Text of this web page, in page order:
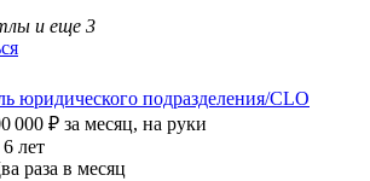
и еще 3
юридического подразделения/CLO
000 ₽ за месяц, на руки
лет
раза в месяц